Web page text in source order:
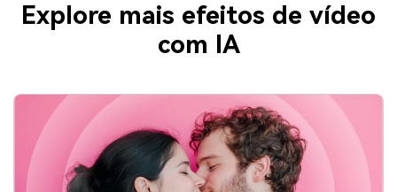
Explore mais efeitos de vídeo
com IA